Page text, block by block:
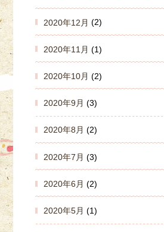
2020年12月 (2)
2020年11月 (1)
2020年10月 (2)
2020年9月 (3)
2020年8月 (2)
2020年7月 (3)
2020年6月 (2)
2020年5月 (1)